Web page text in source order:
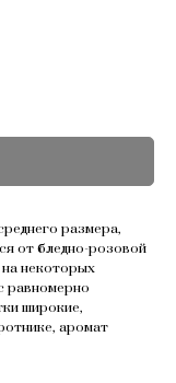
размера,
от бледно-розовой
некоторых
равномерно
широкие,
аромат